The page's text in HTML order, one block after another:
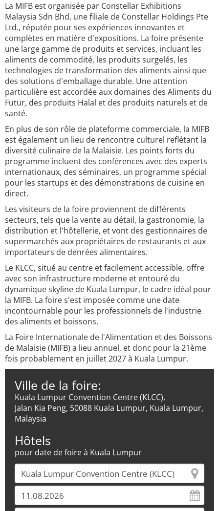
La MIFB est organisée par Constellar Exhibitions
Malaysia Sdn Bhd, une filiale de Constellar Holdings Pte
Ltd., réputée pour ses expériences innovantes et
complètes en matière d'expositions. La foire présente
une large gamme de produits et services, incluant les
aliments de commodité, les produits surgelés, les
technologies de transformation des aliments ainsi que
des solutions d'emballage durable. Une attention
particulière est accordée aux domaines des Aliments du
Futur, des produits Halal et des produits naturels et de
santé.
En plus de son rôle de plateforme commerciale, la MIFB
est également un lieu de rencontre culturel reflétant la
diversité culinaire de la Malaisie. Les points forts du
programme incluent des conférences avec des experts
internationaux, des séminaires, un programme spécial
pour les startups et des démonstrations de cuisine en
direct.
Les visiteurs de la foire proviennent de différents
secteurs, tels que la vente au détail, la gastronomie, la
distribution et l'hôtellerie, et vont des gestionnaires de
supermarchés aux propriétaires de restaurants et aux
importateurs de denrées alimentaires.
Le KLCC, situé au centre et facilement accessible, offre
avec son infrastructure moderne et entouré du
dynamique skyline de Kuala Lumpur, le cadre idéal pour
la MIFB. La foire s'est imposée comme une date
incontournable pour les professionnels de l'industrie
des aliments et boissons.
La Foire Internationale de l'Alimentation et des Boissons
de Malaisie (MIFB) a lieu annuel, et donc pour la 21ème
fois probablement en juillet 2027 à Kuala Lumpur.
Ville de la foire:
Kuala Lumpur Convention Centre (KLCC),
Jalan Kia Peng, 50088 Kuala Lumpur, Kuala Lumpur,
Malaysia
Hôtels
pour date de foire à Kuala Lumpur